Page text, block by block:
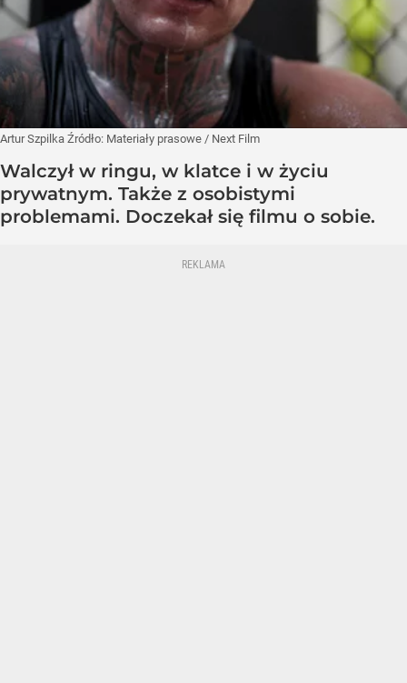
Artur Szpilka Źródło: Materiały prasowe / Next Film
Walczył w ringu, w klatce i w życiu
prywatnym. Także z osobistymi
problemami. Doczekał się filmu o sobie.